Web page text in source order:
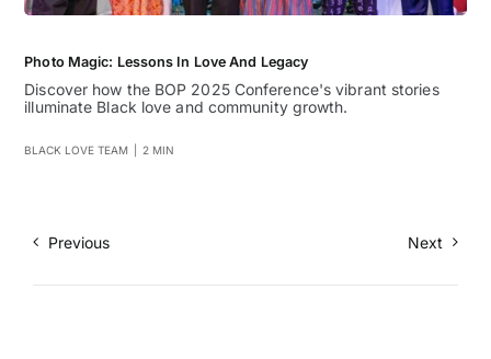
Photo Magic: Lessons In Love And Legacy
Discover how the BOP 2025 Conference's vibrant stories
illuminate Black love and community growth.
BLACK LOVE TEAM 2 MIN
Previous Next